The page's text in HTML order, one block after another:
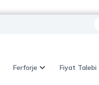
Ferforje Fiyat Talebi